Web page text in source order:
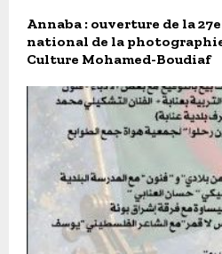
Annaba : ouverture de la
national de la
Culture Mohamed-Boudiaf